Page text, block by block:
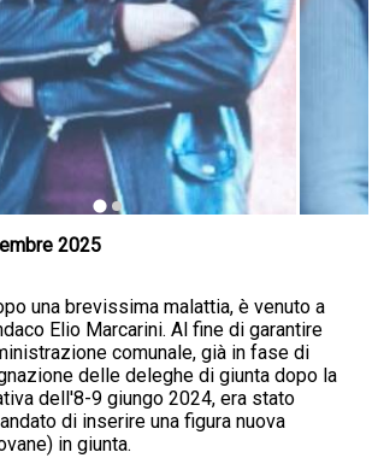
2025
una brevissima malattia, è venuto a
Elio Marcarini. Al fine di garantire
comunale, già in fase di
delle deleghe di giunta dopo la
dell'8-9 giungo 2024, era stato
di inserire una figura nuova
in giunta.